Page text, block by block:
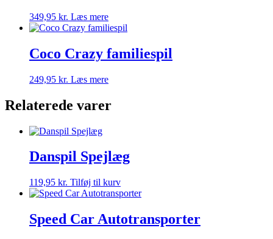
349,95 kr. Læs mere
Coco Crazy familiespil
249,95 kr. Læs mere
Relaterede varer
Danspil Spejlæg
119,95 kr. Tilføj til kurv
Speed Car Autotransporter